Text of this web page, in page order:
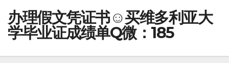
办理假文凭证书☺买维多利亚大
学毕业证成绩单Q微：185